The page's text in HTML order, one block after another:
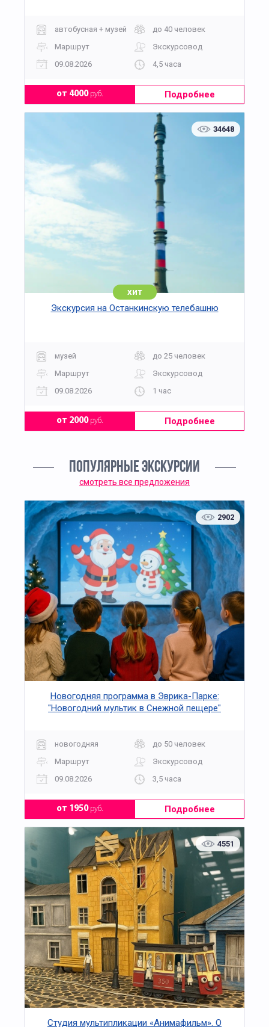
автобусная + музей
до 40 человек
Маршрут
Экскурсовод
09.08.2026
4,5 часа
от 4000руб. Подробнее
34648
хит
Экскурсия на Останкинскую телебашню
музей
до 25 человек
Маршрут
Экскурсовод
09.08.2026
1 час
от 2000руб. Подробнее
ПОПУЛЯРНЫЕ ЭКСКУРСИИ
смотреть все предложения
2902
Новогодняя программа в Эврика-Парке:
"Новогодний мультик в Снежной пещере"
новогодняя
до 50 человек
Маршрут
Экскурсовод
09.08.2026
3,5 часа
от 1950руб. Подробнее
4551
Студия мультипликации «Анимафильм». О